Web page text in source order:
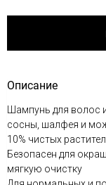
Описание
Шампунь для волос
сосны, шалфея и
10% чистых
Безопасен для
мягкую очистку